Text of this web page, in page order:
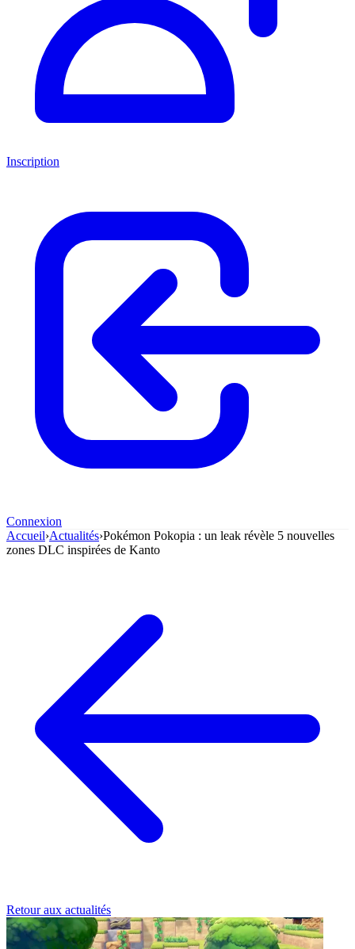
Inscription
Connexion
Accueil›Actualités›Pokémon Pokopia : un leak révèle 5 nouvelles
zones DLC inspirées de Kanto
Retour aux actualités